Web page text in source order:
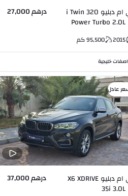
بي ام دبليو 320 i Twin
Power Turbo
درهم 27,000
2015
95,500كم
خليجية
عادل
بي ام دبليو X6 XDRIVE
35i 3.0L
درهم 37,000